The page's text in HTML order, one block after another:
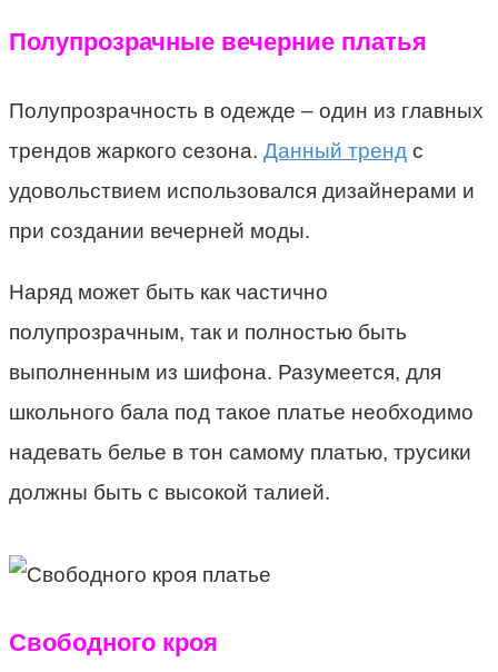
Полупрозрачные вечерние платья
Полупрозрачность в одежде – один из главных
трендов жаркого сезона. Данный тренд с
удовольствием использовался дизайнерами и
при создании вечерней моды.
Наряд может быть как частично
полупрозрачным, так и полностью быть
выполненным из шифона. Разумеется, для
школьного бала под такое платье необходимо
надевать белье в тон самому платью, трусики
должны быть с высокой талией.
Свободного кроя